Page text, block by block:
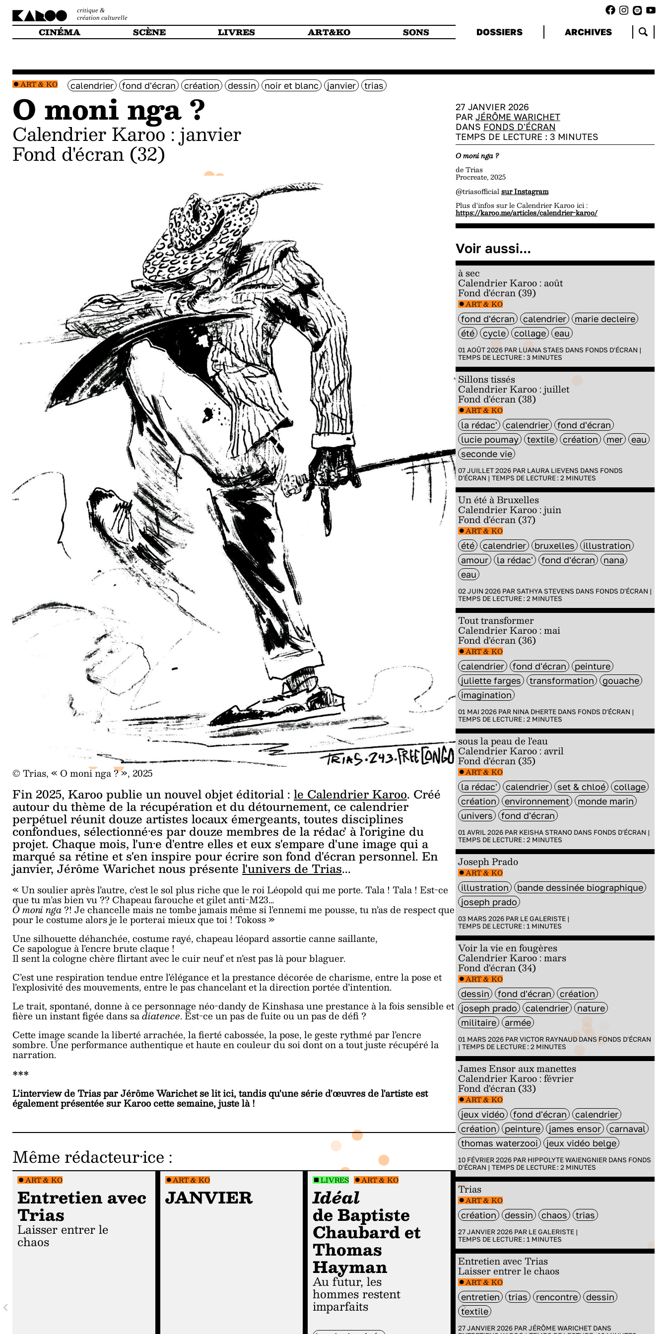
critique &
création culturelle
CINÉMA SCÈNE LIVRES ART&KO SONS DOSSIERS ARCHIVES
ART & KO calendrier fond d'écran création dessin noir et blanc janvier trias
O moni nga ?
Calendrier Karoo : janvier
Fond d'écran (32)
© Trias, « O moni nga ? », 2025
Fin 2025, Karoo publie un nouvel objet éditorial : le Calendrier Karoo. Créé
autour du thème de la récupération et du détournement, ce calendrier
perpétuel réunit douze artistes locaux émergeants, toutes disciplines
confondues, sélectionné·es par douze membres de la rédac' à l'origine du
projet. Chaque mois, l'un·e d'entre elles et eux s'empare d'une image qui a
marqué sa rétine et s'en inspire pour écrire son fond d'écran personnel. En
janvier, Jérôme Warichet nous présente l'univers de Trias...
« Un soulier après l’autre, c’est le sol plus riche que le roi Léopold qui me porte. Tala ! Tala ! Est-ce
que tu m’as bien vu ?? Chapeau farouche et gilet anti-M23…
O moni nga?! Je chancelle mais ne tombe jamais même si l’ennemi me pousse, tu n’as de respect que
pour le costume alors je le porterai mieux que toi ! Tokoss »
Une silhouette déhanchée, costume rayé, chapeau léopard assortie canne saillante,
Ce sapologue à l’encre brute claque !
Il sent la cologne chère flirtant avec le cuir neuf et n’est pas là pour blaguer.
C’est une respiration tendue entre l’élégance et la prestance décorée de charisme, entre la pose et
l’explosivité des mouvements, entre le pas chancelant et la direction portée d’intention.
Le trait, spontané, donne à ce personnage néo-dandy de Kinshasa une prestance à la fois sensible et
fière un instant figée dans sadiatence. Est-ce un pas de fuite ou un pas de défi ?
Cette image scande la liberté arrachée, la fierté cabossée, la pose, le geste rythmé par l’encre
sombre. Une performance authentique et haute en couleur du soi dont on a tout juste récupéré la
narration.
***
L'interview de Trias par Jérôme Warichet se lit ici, tandis qu'une série d'œuvres de l'artiste est
également présentée sur Karoo cette semaine, juste là !
Même rédacteur·ice :
ART & KO
Entretien avec
Trias
Laisser entrer le
chaos
ART & KO
JANVIER
LIVRES ART & KO
Idéal
de Baptiste
Chaubard et
Thomas
Hayman
Au futur, les
hommes restent
imparfaits
CINÉMA
Les perles de
2024 selon
Jérôme
souffles courts
CINÉMA
27 JANVIER 2026
PAR JÉRÔME WARICHET
DANS FONDS D'ÉCRAN
TEMPS DE LECTURE : 3 MINUTES
O moni nga ?
de Trias
Procreate, 2025
@triasofficialsur Instagram
Plus d'infos sur le Calendrier Karoo ici :
https://karoo.me/articles/calendrier-karoo/
Voir aussi...
à sec
Calendrier Karoo : août
Fond d'écran (39)
ART & KO
fond d'écran calendrier
marie decleire
été
cycle collage eau
01 AOÛT 2026 PAR LUANA STAES DANS FONDS D'ÉCRAN |
TEMPS DE LECTURE : 3 MINUTES
Sillons tissés
Calendrier Karoo : juillet
Fond d'écran (38)
ART & KO
la rédac' calendrier
fond d'écran
lucie poumay
textile création mer
eau
seconde vie
07 JUILLET 2026 PAR LAURA LIEVENS DANS FONDS
D'ÉCRAN | TEMPS DE LECTURE : 2 MINUTES
Un été à Bruxelles
Calendrier Karoo : juin
Fond d'écran (37)
ART & KO
été calendrier bruxelles
illustration
amour
la rédac' fond d'écran
nana
eau
02 JUIN 2026 PAR SATHYA STEVENS DANS FONDS D'ÉCRAN |
TEMPS DE LECTURE : 2 MINUTES
Tout transformer
Calendrier Karoo : mai
Fond d'écran (36)
ART & KO
calendrier fond d'écran
peinture
juliette farges
transformation
gouache
imagination
01 MAI 2026 PAR NINA DHERTEDANS FONDS D'ÉCRAN |
TEMPS DE LECTURE : 2 MINUTES
sous la peau de l'eau
Calendrier Karoo : avril
Fond d'écran (35)
ART & KO
la rédac' calendrier set & chloé
collage
création
environnement
monde marin
univers
fond d'écran
01 AVRIL 2026 PAR KEISHA STRANODANS FONDS D'ÉCRAN |
TEMPS DE LECTURE : 2 MINUTES
Joseph Prado
ART & KO
illustration
bande dessinée biographique
joseph prado
03 MARS 2026 PAR LE GALERISTE|
TEMPS DE LECTURE : 1 MINUTES
Voir la vie en fougères
Calendrier Karoo : mars
Fond d'écran (34)
ART & KO
dessin fond d'écran
création
joseph prado
calendrier
nature
militaire
armée
01 MARS 2026 PARVICTOR RAYNAUDDANS FONDS D'ÉCRAN
| TEMPS DE LECTURE : 2 MINUTES
James Ensor aux manettes
Calendrier Karoo : février
Fond d'écran (33)
ART & KO
jeux vidéo fond d'écran
calendrier
création
peinture james ensor
carnaval
thomas waterzooi
jeux vidéo belge
10 FÉVRIER 2026 PAR HIPPOLYTE WAIENGNIERDANS FONDS
D'ÉCRAN | TEMPS DE LECTURE : 2 MINUTES
Trias
ART & KO
création dessin chaos trias
27 JANVIER 2026 PAR LE GALERISTE|
TEMPS DE LECTURE : 1 MINUTES
Entretien avec Trias
Laisser entrer le chaos
ART & KO
entretien trias rencontre
dessin
textile
27 JANVIER 2026 PARJÉRÔME WARICHETDANS